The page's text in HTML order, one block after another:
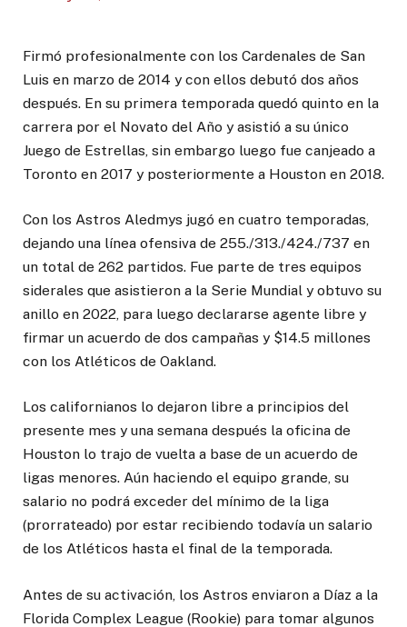
Firmó profesionalmente con los Cardenales de San
Luis en marzo de 2014 y con ellos debutó dos años
después. En su primera temporada quedó quinto en la
carrera por el Novato del Año y asistió a su único
Juego de Estrellas, sin embargo luego fue canjeado a
Toronto en 2017 y posteriormente a Houston en 2018.
Con los Astros Aledmys jugó en cuatro temporadas,
dejando una línea ofensiva de 255./313./424./737 en
un total de 262 partidos. Fue parte de tres equipos
siderales que asistieron a la Serie Mundial y obtuvo su
anillo en 2022, para luego declararse agente libre y
firmar un acuerdo de dos campañas y $14.5 millones
con los Atléticos de Oakland.
Los californianos lo dejaron libre a principios del
presente mes y una semana después la oficina de
Houston lo trajo de vuelta a base de un acuerdo de
ligas menores. Aún haciendo el equipo grande, su
salario no podrá exceder del mínimo de la liga
(prorrateado) por estar recibiendo todavía un salario
de los Atléticos hasta el final de la temporada.
Antes de su activación, los Astros enviaron a Díaz a la
Florida Complex League (Rookie) para tomar algunos